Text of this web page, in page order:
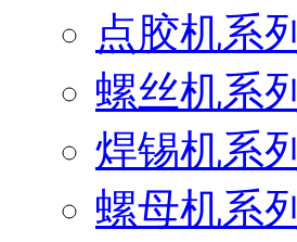
点胶机系列
螺丝机系列
焊锡机系列
螺母机系列